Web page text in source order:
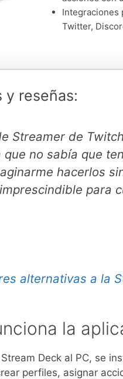
Integraciones
Twitter,
y reseñas:
Streamer de
que no sabía que
hacerlos
para
alternativas a la
la
Deck al PC, se
perfiles, asignar